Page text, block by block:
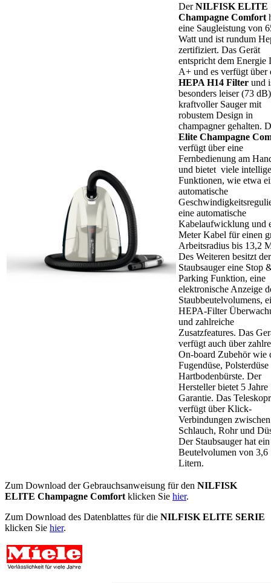
DerNILFISK ELITE
Champagne Comfort
eine Saugleistung von
Watt und ist rundum
zertifiziert. Das Gerät
entspricht dem Energie
A+ und es verfügt über
HEPA H14 Filter und
besonders leiser (73
kraftvoller Sauger mit
robustem Design in
champagner gehalten.
Elite Champagne
verfügt über eine
Fernbedienung am
und bietet viele
Funktionen, wie etwa
automatische
eine automatische
Kabelaufwicklung und
Meter Kabel für einen
Arbeitsradius bis 13,2
Des Weiteren besitzt der
Staubsauger eine Stop
Parking Funktion, eine
elektronische Anzeige
Staubbeutelvolumens,
HEPA-Filter
und zahlreiche
Zusatzfeatures. Das
verfügt auch über
On-board Zubehör wie
Fugendüse,
Hartbodenbürste. Der
Hersteller bietet 5 Jahre
Garantie. Das
verfügt über Klick-
Verbindungen zwischen
Schlauch, Rohr und
Der Staubsauger hat ein
Beutelvolumen von 3,6
Litern.
Zum Download der Gebrauchsanweisung für den NILFISK
ELITE Champagne Comfort klicken Sie hier.
Zum Download des Datenblattes für die NILFISK ELITE SERIE
klicken Sie hier.